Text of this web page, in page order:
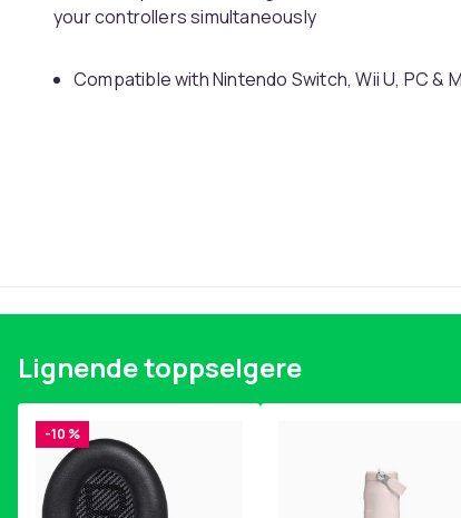
your controllers simultaneously
Compatible with Nintendo Switch, Wii U, PC &
Lignende toppselgere
-10 %